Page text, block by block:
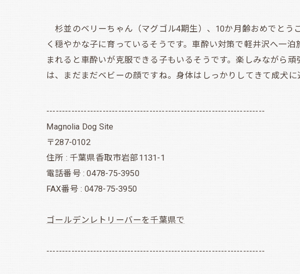
杉並のベリーちゃん（マグゴル4期生）、10か月齢おめでとう
く穏やかな子に育っているそうです。車酔い対策で軽井沢へ一
まれると車酔いが克服できる子もいるそうです。楽しみながら
は、まだまだベビーの顔ですね。身体はしっかりしてきて成犬に
----------------------------------------------------------------------
Magnolia Dog Site
〒287-0102
住所 : 千葉県香取市岩部1131-1
電話番号 : 0478-75-3950
FAX番号 : 0478-75-3950
ゴールデンレトリーバーを千葉県で
----------------------------------------------------------------------